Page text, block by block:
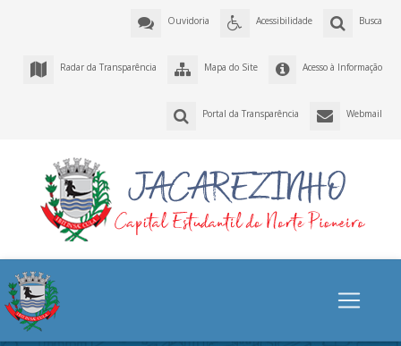
Busca
Acessibilidade
Ouvidoria
Acesso à Informação
Mapa do Site
Radar da Transparência
Webmail
Portal da Transparência